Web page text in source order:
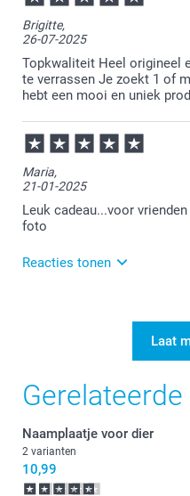
Veel plezier van de
Brigitte,
26-07-2025
Topkwaliteit Heel origineel
te verrassen Je zoekt 1 of
hebt een mooi en uniek
Maria,
21-01-2025
Leuk cadeau...voor
foto
Reacties tonen
Bedankt voor je
volgende keer.
Zeker weten !
Laat
Naamplaatje voor dier
2 varianten
10,99